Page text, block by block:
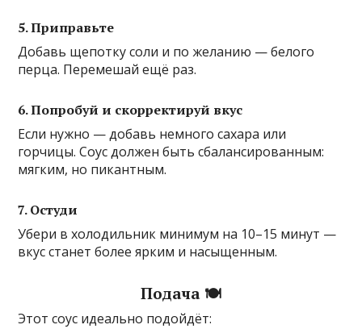
5. Приправьте
Добавь щепотку соли и по желанию — белого
перца. Перемешай ещё раз.
6. Попробуй и скорректируй вкус
Если нужно — добавь немного сахара или
горчицы. Соус должен быть сбалансированным:
мягким, но пикантным.
7. Остуди
Убери в холодильник минимум на 10–15 минут —
вкус станет более ярким и насыщенным.
Подача 🍽️
Этот соус идеально подойдёт: